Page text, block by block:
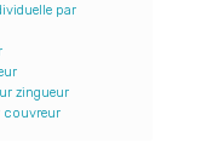
par
zingueur
couvreur